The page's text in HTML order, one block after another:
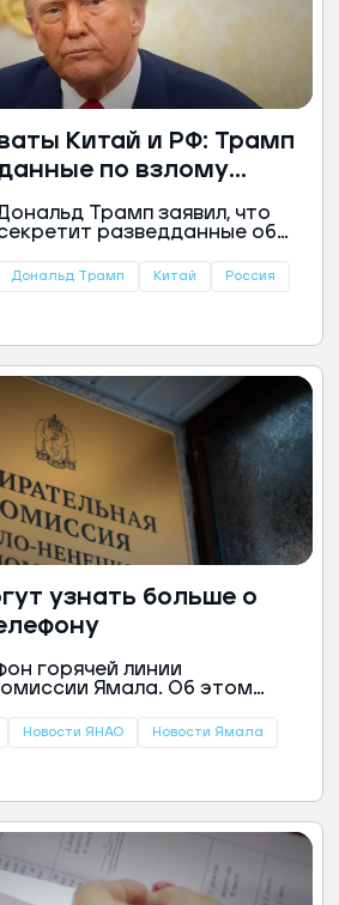
Китай и РФ: Трамп
по взлому
Трамп заявил, что
разведданные об
В частности,
миллионах избирателей.
Дональд Трамп Китай Россия
узнать больше о
горячей линии
Ямала. Об этом
Новости ЯНАО Новости Ямала